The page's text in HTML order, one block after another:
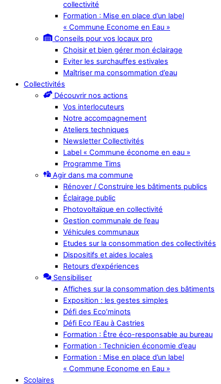
collectivité
Formation : Mise en place d’un label
« Commune Econome en Eau »
Conseils pour vos locaux pro
Choisir et bien gérer mon éclairage
Eviter les surchauffes estivales
Maîtriser ma consommation d’eau
Collectivités
Découvrir nos actions
Vos interlocuteurs
Notre accompagnement
Ateliers techniques
Newsletter Collectivités
Label « Commune économe en eau »
Programme Tims
Agir dans ma commune
Rénover / Construire les bâtiments publics
Éclairage public
Photovoltaïque en collectivité
Gestion communale de l’eau
Véhicules communaux
Etudes sur la consommation des collectivités
Dispositifs et aides locales
Retours d’expériences
Sensibiliser
Affiches sur la consommation des bâtiments
Exposition : les gestes simples
Défi des Eco’minots
Défi Eco l’Eau à Castries
Formation : Être éco-responsable au bureau
Formation : Technicien économie d’eau
Formation : Mise en place d’un label
« Commune Econome en Eau »
Scolaires